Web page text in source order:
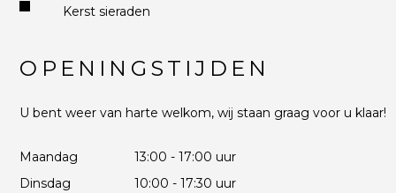
Kerst sieraden
OPENINGSTIJDEN
U bent weer van harte welkom, wij staan graag voor u klaar!
Maandag
13:00 - 17:00 uur
Dinsdag
10:00 - 17:30 uur